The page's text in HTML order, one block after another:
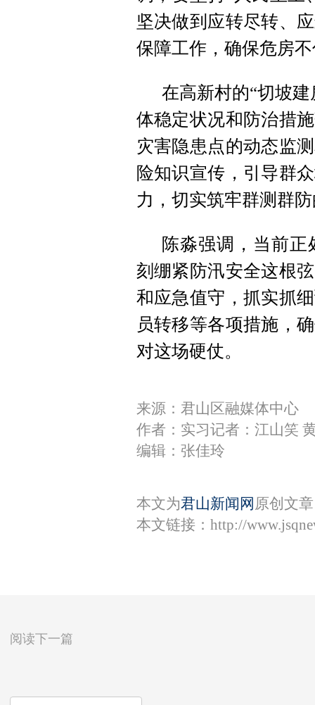
坚决做到应转尽转、
保障工作，确保危房
在高新村的“切坡
体稳定状况和防治措
灾害隐患点的动态监
险知识宣传，引导群
力，切实筑牢群测群
陈淼强调，当前
刻绷紧防汛安全这根
和应急值守，抓实抓
员转移等各项措施，
对这场硬仗。
来源：君山区融媒体中心
作者：实习记者：江山笑
编辑：张佳玲
本文为君山新闻网 原创文
本文链接： http://
阅读下一篇